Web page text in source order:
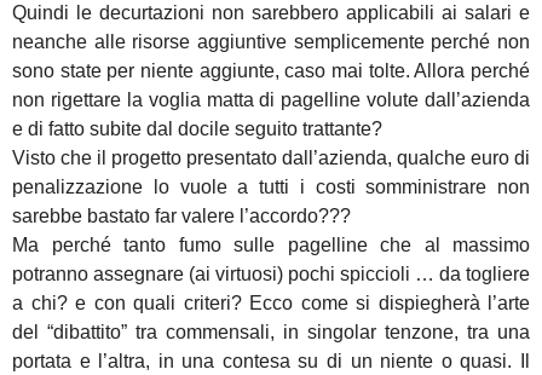
Quindi le decurtazioni non sarebbero applicabili ai salari e
neanche alle risorse aggiuntive semplicemente perché non
sono state per niente aggiunte, caso mai tolte. Allora perché
non rigettare la voglia matta di pagelline volute dall’azienda
e di fatto subite dal docile seguito trattante?
Visto che il progetto presentato dall’azienda, qualche euro di
penalizzazione lo vuole a tutti i costi somministrare non
sarebbe bastato far valere l’accordo???
Ma perché tanto fumo sulle pagelline che al massimo
potranno assegnare (ai virtuosi) pochi spiccioli … da togliere
a chi? e con quali criteri? Ecco come si dispiegherà l’arte
del “dibattito” tra commensali, in singolar tenzone, tra una
portata e l’altra, in una contesa su di un niente o quasi. Il